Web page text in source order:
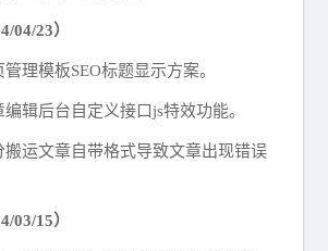
04/23）
理模板SEO标题显示方案。
辑后台自定义接口js特效功能。
搬运文章自带格式导致文章出现错误
03/15）